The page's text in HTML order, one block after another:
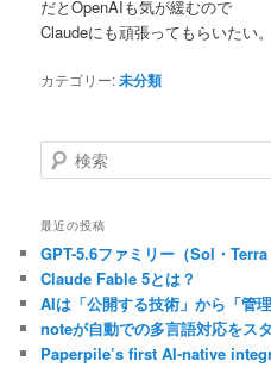
だとOpenAIも気が緩むので
Claudeにも頑張ってもらいたい。
カテゴリー:未分類
検
索
最近の投稿
GPT-5.6ファミリー（Sol・
Claude Fable 5とは？
AIは「公開する技術」から「管
noteが自動での多言語対応をス
Paperpile’s first AI-native